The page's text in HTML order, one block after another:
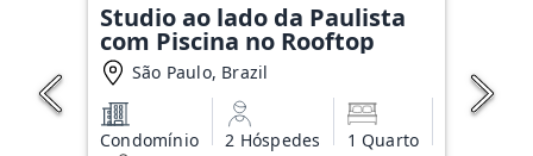
Studio ao lado da Paulista
com Piscina no Rooftop
São Paulo, Brazil
Condomínio 2 Hóspedes 1 Quarto